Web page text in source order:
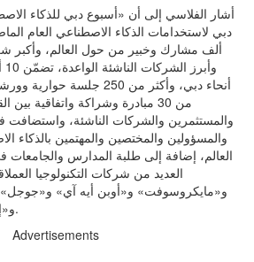
أشار الفلاسي إلى أن «أسبوع دبي للذكاء
ألف مشارك وخبير من حول العالم، وأكبر
أنحاء دبي، وأكثر من 250
من 30 مبادرة وشراكة واتفاقية
والمستثمرين والشركات الناشئة، واستضافت
والمسؤولين والمختصين والمهتمين بالذكاء
العالم، إضافة إلى طلبة المدارس
العديد من شركات التكنولوجيا
و«مايكروسوفت» و«أوبن أيه آي»
و«إنفيديا» و«كوهير»، وغيرها.
Advertisements